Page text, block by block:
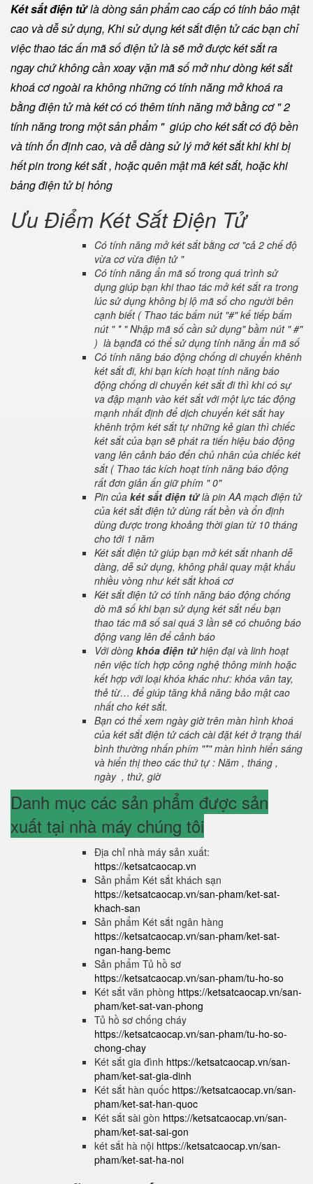
Két sắt điện tửlà dòng sản phẩm cao cấp có tính bảo mật
cao và dễ sử dụng, Khi sử dụng két sắt điện tử các bạn chỉ
việc thao tác ấn mã số điện tử là sẽ mở được két sắt ra
ngay chứ không cần xoay vặn mã số mở như dòng két sắt
khoá cơ ngoài ra không những có tính năng mở khoá ra
bằng điện tử mà két có có thêm tính năng mở bằng cơ " 2
tính năng trong một sản phẩm " giúp cho két sắt có độ bền
và tính ổn định cao, và dễ dàng sử lý mở két sắt khi khi bị
hết pin trong két sắt , hoặc quên mật mã két sắt, hoặc khi
bảng điện tử bị hỏng
Ưu Điểm Két Sắt Điện Tử
Có tính năng mở két sắt bằng cơ "cả 2 chế độ
vừa cơ vừa điện tử "
Có tính năng ẩn mã số trong quá trình sử
dụng giúp bạn khi thao tác mở két sắt ra trong
lúc sử dụng không bị lộ mã số cho người bên
cạnh biết ( Thao tác bấm nút "#" kế tiếp bấm
nút " * " Nhập mã số cần sử dụng" bầm nút " #"
) là bạnđã có thể sử dụng tính năng ẩn mã số
Có tính năng báo động chống di chuyển khênh
két sắt đi, khi bạn kích hoạt tính năng báo
động chống di chuyển két sắt đi thì khi có sự
va đập mạnh vào két sắt với một lực tác động
mạnh nhất định để dịch chuyển két sắt hay
khênh trộm két sắt tự những kẻ gian thì chiếc
két sắt của bạn sẽ phát ra tiến hiệu báo động
vang lên cảnh báo đến chủ nhân của chiếc két
sắt ( Thao tác kích hoạt tính năng báo động
rất đơn giản ấn giữ phím " 0"
Pin của két sắt điện tửlà pin AA mạch điện tử
của két sắt điện tử dùng rất bền và ổn định
dùng được trong khoảng thời gian từ 10 tháng
cho tới 1 năm
Két sắt điện tử giúp bạn mở két sắt nhanh dễ
dàng, dễ sử dụng, không phải quay mật khẩu
nhiều vòng như két sắt khoá cơ
Két sắt điện tử có tính năng báo động chống
dò mã số khi bạn sử dụng két sắt nếu bạn
thao tác mã số sai quá 3 lần sẽ có chuông báo
động vang lên để cảnh báo
Với dòng khóa điện tửhiện đại và linh hoạt
nên việc tích hợp công nghệ thông minh hoặc
kết hợp với loại khóa khác như: khóa vân tay,
thẻ từ… để giúp tăng khả năng bảo mật cao
nhất cho két sắt.
Bạn có thể xem ngày giờ trên màn hình khoá
của két sắt điện tử cách cài đặt két ở trạng thái
bình thường nhấn phím "*" màn hình hiển sáng
và hiển thị theo các thứ tự : Năm , tháng ,
ngày , thứ, giờ
Danh mục các sản phẩm được sản
xuất tại nhà máy chúng tôi
Địa chỉ nhà máy sản xuất:
https://ketsatcaocap.vn
Sản phẩm Két sắt khách sạn
https://ketsatcaocap.vn/san-pham/ket-sat-
khach-san
Sản phẩm Két sắt ngân hàng
https://ketsatcaocap.vn/san-pham/ket-sat-
ngan-hang-bemc
Sản phẩm Tủ hồ sơ
https://ketsatcaocap.vn/san-pham/tu-ho-so
Két sắt văn phòng https://ketsatcaocap.vn/san-
pham/ket-sat-van-phong
Tủ hồ sơ chống cháy
https://ketsatcaocap.vn/san-pham/tu-ho-so-
chong-chay
Két sắt gia đình https://ketsatcaocap.vn/san-
pham/ket-sat-gia-dinh
Két sắt hàn quốc https://ketsatcaocap.vn/san-
pham/ket-sat-han-quoc
Két sắt sài gòn https://ketsatcaocap.vn/san-
pham/ket-sat-sai-gon
két sắt hà nội https://ketsatcaocap.vn/san-
pham/ket-sat-ha-noi